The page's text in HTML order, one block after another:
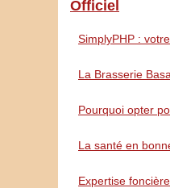
Officiel
SimplyPHP :
La Brasserie
Pourquoi opter
La santé en
Expertise foncière